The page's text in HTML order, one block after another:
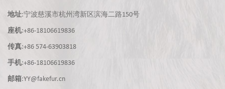
地址:宁波慈溪市杭州湾新区滨海二路150号
座机:+86-18106619836
传真:+86 574-63903818
手机:+86-18106619836
邮箱:YY@fakefur.cn